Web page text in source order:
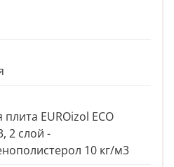
EUROizol ECO
2 слой -
10 кг/м3